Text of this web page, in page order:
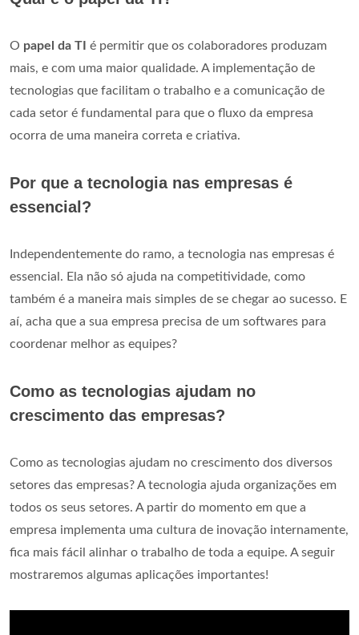
O papel da TI é permitir que os colaboradores produzam
mais, e com uma maior qualidade. A implementação de
tecnologias que facilitam o trabalho e a comunicação de
cada setor é fundamental para que o fluxo da empresa
ocorra de uma maneira correta e criativa.
Por que a tecnologia nas empresas é
essencial?
Independentemente do ramo, a tecnologia nas empresas é
essencial. Ela não só ajuda na competitividade, como
também é a maneira mais simples de se chegar ao sucesso. E
aí, acha que a sua empresa precisa de um softwares para
coordenar melhor as equipes?
Como as tecnologias ajudam no
crescimento das empresas?
Como as tecnologias ajudam no crescimento dos diversos
setores das empresas? A tecnologia ajuda organizações em
todos os seus setores. A partir do momento em que a
empresa implementa uma cultura de inovação internamente,
fica mais fácil alinhar o trabalho de toda a equipe. A seguir
mostraremos algumas aplicações importantes!